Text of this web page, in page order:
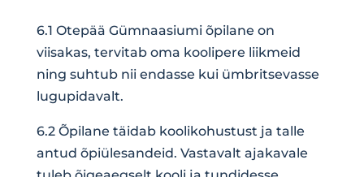
6.1 Otepää Gümnaasiumi õpilane on
viisakas, tervitab oma koolipere liikmeid
ning suhtub nii endasse kui ümbritsevasse
lugupidavalt.
6.2 Õpilane täidab koolikohustust ja talle
antud õpiülesandeid. Vastavalt ajakavale